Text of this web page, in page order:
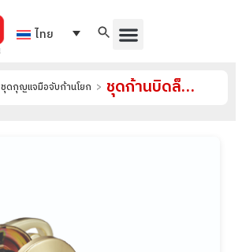
ไทย
ชุดกุญแจมือจับก้านโยก > ชุดก้านบิดล็อค รุ่น RZ7402